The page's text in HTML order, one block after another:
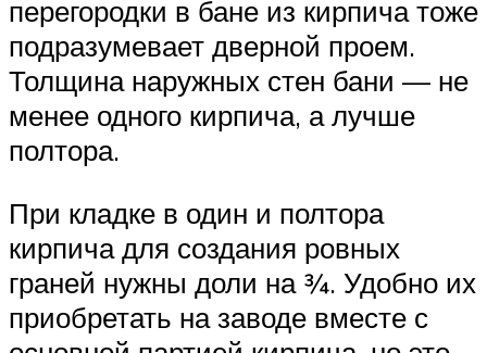
перегородки в бане из кирпича тоже
подразумевает дверной проем.
Толщина наружных стен бани — не
менее одного кирпича, а лучше
полтора.
При кладке в один и полтора
кирпича для создания ровных
граней нужны доли на ¾. Удобно их
приобретать на заводе вместе с